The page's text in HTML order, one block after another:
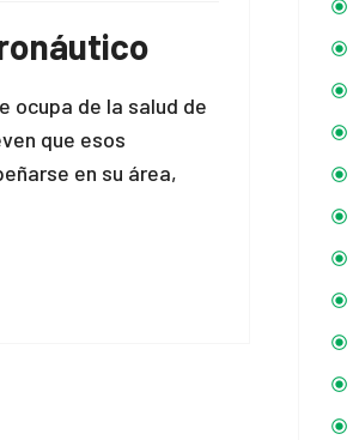
ocupa de la salud de
que esos
en su área,